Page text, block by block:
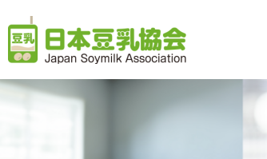
ン
テ
ン
ツ
ビ
ゲ
ー
シ